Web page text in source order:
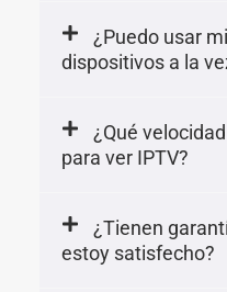
¿Puedo usar
dispositivos a la
¿Qué
para ver IPTV?
¿Tienen
estoy satisfecho?